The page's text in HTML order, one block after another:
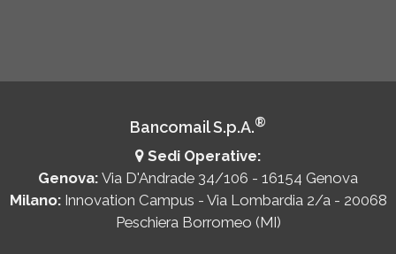
Mostra
Camerun
Bancomail S.p.A.®
Sedi Operative:
Genova: Via D'Andrade 34/106 - 16154 Genova
Milano: Innovation Campus - Via Lombardia 2/a - 20068
Peschiera Borromeo (MI)